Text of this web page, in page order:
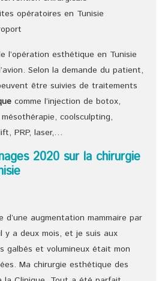
opératoires en Tunisie
l’opération esthétique en Tunisie
Selon la demande du patient,
être suivies de traitements
comme l’injection de botox,
coolsculpting,
PRP, laser,…
2020 sur la chirurgie
d’une augmentation mammaire par
y a deux mois, et je suis aux
galbés et volumineux était mon
Ma chirurgie esthétique des